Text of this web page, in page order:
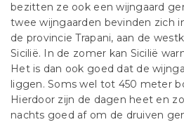
bezitten ze ook een wijngaard
twee wijngaarden bevinden zich
de provincie Trapani, aan de
Sicilië. In de zomer kan Sicilië
Het is dan ook goed dat de
liggen. Soms wel tot 450 meter
Hierdoor zijn de dagen heet en
nachts goed af om de druiven